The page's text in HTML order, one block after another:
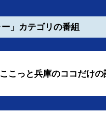
ー」カテゴリの番組
ここっと兵庫のココだけの